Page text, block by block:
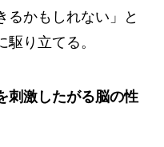
るかもしれない」と
り立てる。
刺激したがる脳の性